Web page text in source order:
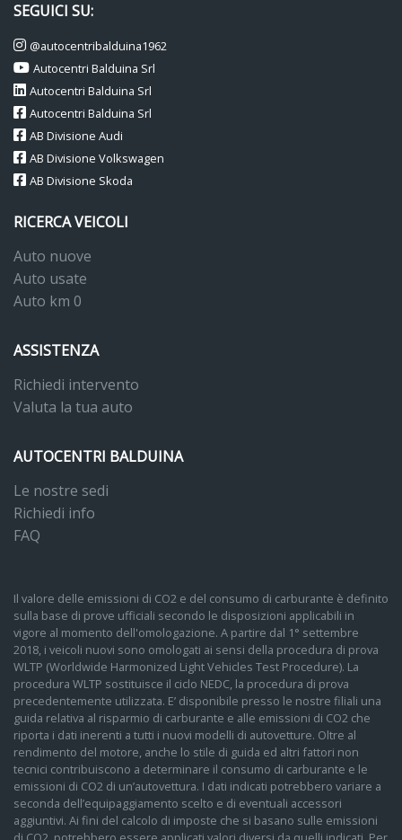
SEGUICI SU:
@autocentribalduina1962
Autocentri Balduina Srl
Autocentri Balduina Srl
Autocentri Balduina Srl
AB Divisione Audi
AB Divisione Volkswagen
AB Divisione Skoda
RICERCA VEICOLI
Auto nuove
Auto usate
Auto km 0
ASSISTENZA
Richiedi intervento
Valuta la tua auto
AUTOCENTRI BALDUINA
Le nostre sedi
Richiedi info
FAQ
Il valore delle emissioni di CO2 e del consumo di carburante è definito
sulla base di prove ufficiali secondo le disposizioni applicabili in
vigore al momento dell'omologazione. A partire dal 1° settembre
2018, i veicoli nuovi sono omologati ai sensi della procedura di prova
WLTP (Worldwide Harmonized Light Vehicles Test Procedure). La
procedura WLTP sostituisce il ciclo NEDC, la procedura di prova
precedentemente utilizzata. E’ disponibile presso le nostre filiali una
guida relativa al risparmio di carburante e alle emissioni di CO2 che
riporta i dati inerenti a tutti i nuovi modelli di autovetture. Oltre al
rendimento del motore, anche lo stile di guida ed altri fattori non
tecnici contribuiscono a determinare il consumo di carburante e le
emissioni di CO2 di un’autovettura. I dati indicati potrebbero variare a
seconda dell’equipaggiamento scelto e di eventuali accessori
aggiuntivi. Ai fini del calcolo di imposte che si basano sulle emissioni